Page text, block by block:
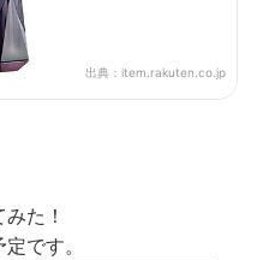
出典： item.rakuten.co.jp
た！
です。